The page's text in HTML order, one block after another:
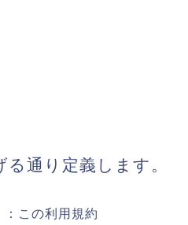
通り定義します。
：この利用規約